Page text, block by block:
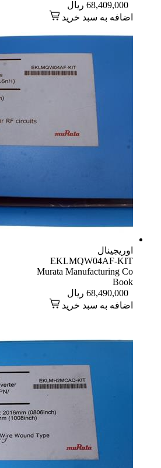
68,409,000 ریال
اضافه به سبد خرید
اوریجینال
EKLMQW04AF-KIT
Murata Manufacturing Co
Book
68,490,000 ریال
اضافه به سبد خرید